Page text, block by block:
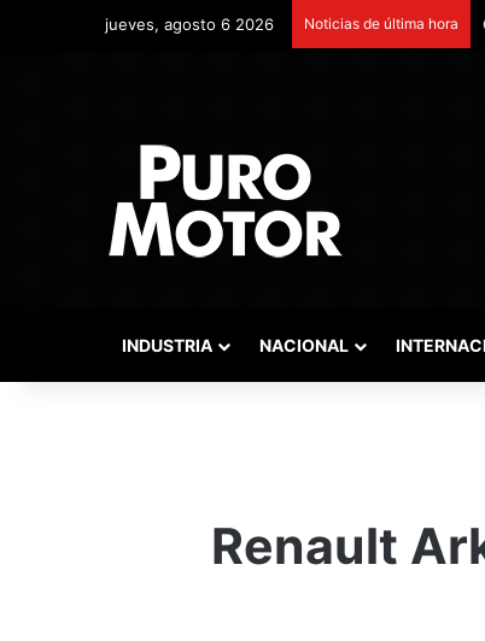
jueves, agosto 6 2026 Noticias de última hora
INDUSTRIA NACIONAL
Renault